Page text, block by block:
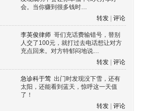
会。当你赚到很多钱时…
转发
评论
李英俊律师 哥们充话费输错号，替别
人交了100元，就打过去电话想让对方
充点回来。对方特郁闷地说…
转发
评论
急诊科于莺 出门时发现没下雪，还有
太阳，还能看到蓝天，惊呼这一天值
了！
转发
评论